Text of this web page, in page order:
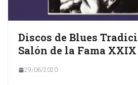
Discos de Blues
Salón de la Fama XXIX
29/06/2020